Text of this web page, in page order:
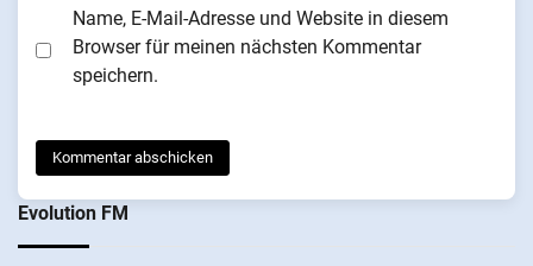
Name, E-Mail-Adresse und Website in diesem
Browser für meinen nächsten Kommentar
speichern.
Evolution FM